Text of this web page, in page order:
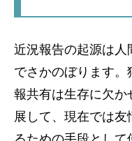
近況報告の起源は人
でさかのぼります
報共有は生存に欠か
展して、現在では